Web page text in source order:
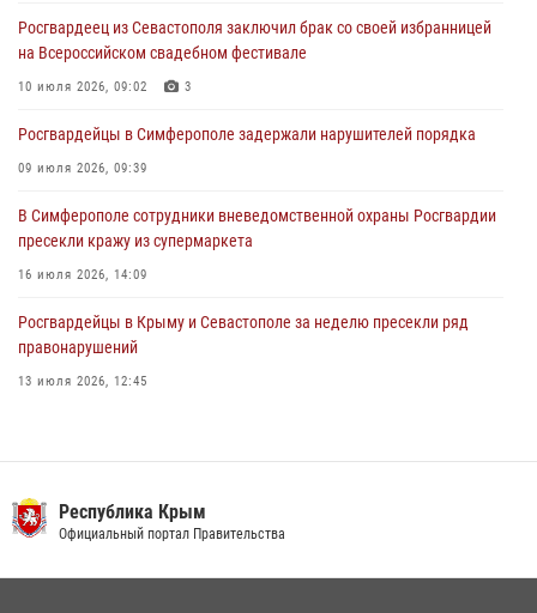
В Симферополе сотрудники Росгвардии задержали подозреваемого
в краже из гипермаркета
24 июля 2026, 12:21
Росгвардеец из Севастополя заключил брак со своей избранницей
на Всероссийском свадебном фестивале
10 июля 2026, 09:02 3
Росгвардейцы в Симферополе задержали нарушителей порядка
09 июля 2026, 09:39
В Симферополе сотрудники вневедомственной охраны Росгвардии
пресекли кражу из супермаркета
16 июля 2026, 14:09
Росгвардейцы в Крыму и Севастополе за неделю пресекли ряд
правонарушений
13 июля 2026, 12:45
21 июля 2026, 13:18
Росгвардия в Крыму и Севастополе задержала ряд
правонарушителей
Республика Крым
Официальный портал Правительства